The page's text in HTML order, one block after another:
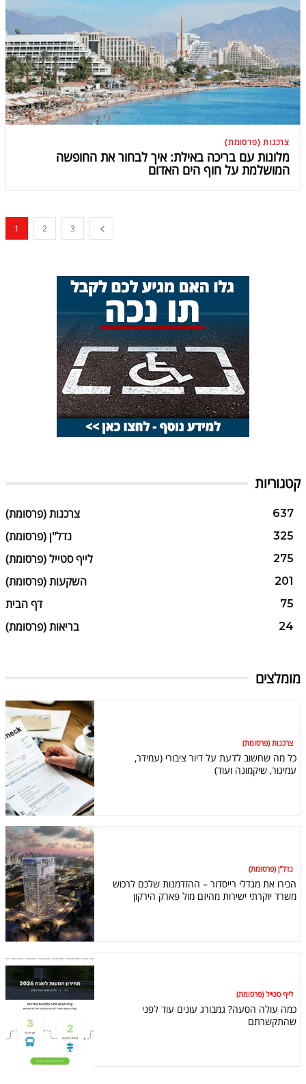
צרכנות (פרסומת)
מלונות עם בריכה באילת: איך לבחור את החופשה
המושלמת על חוף הים האדום
1 2 3
קטגוריות
צרכנות (פרסומת) 637
נדל"ן (פרסומת) 325
לייף סטייל (פרסומת) 275
השקעות (פרסומת) 201
דף הבית 75
בריאות (פרסומת) 24
מומלצים
צרכנות (פרסומת)
כל מה שחשוב לדעת על דיור ציבורי (עמידר,
עמיגור, שיקמונה ועוד)
נדל"ן (פרסומת)
הכירו את מגדלי רייסדור – ההזדמנות שלכם לרכוש
משרד יוקרתי ישירות מהיזם מול פארק הירקון
לייף סטייל (פרסומת)
כמה עולה הסעה? גמבורג עונים עוד לפני
שהתקשרתם